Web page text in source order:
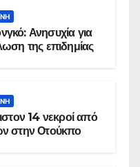
Ανησυχία για
της επιδημίας
14 νεκροί από
στην Οτούκπο